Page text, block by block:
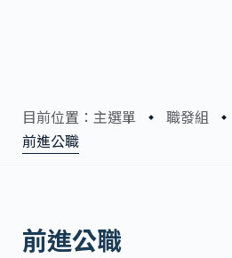
目前位置：主選單 職發組
前進公職
前進公職